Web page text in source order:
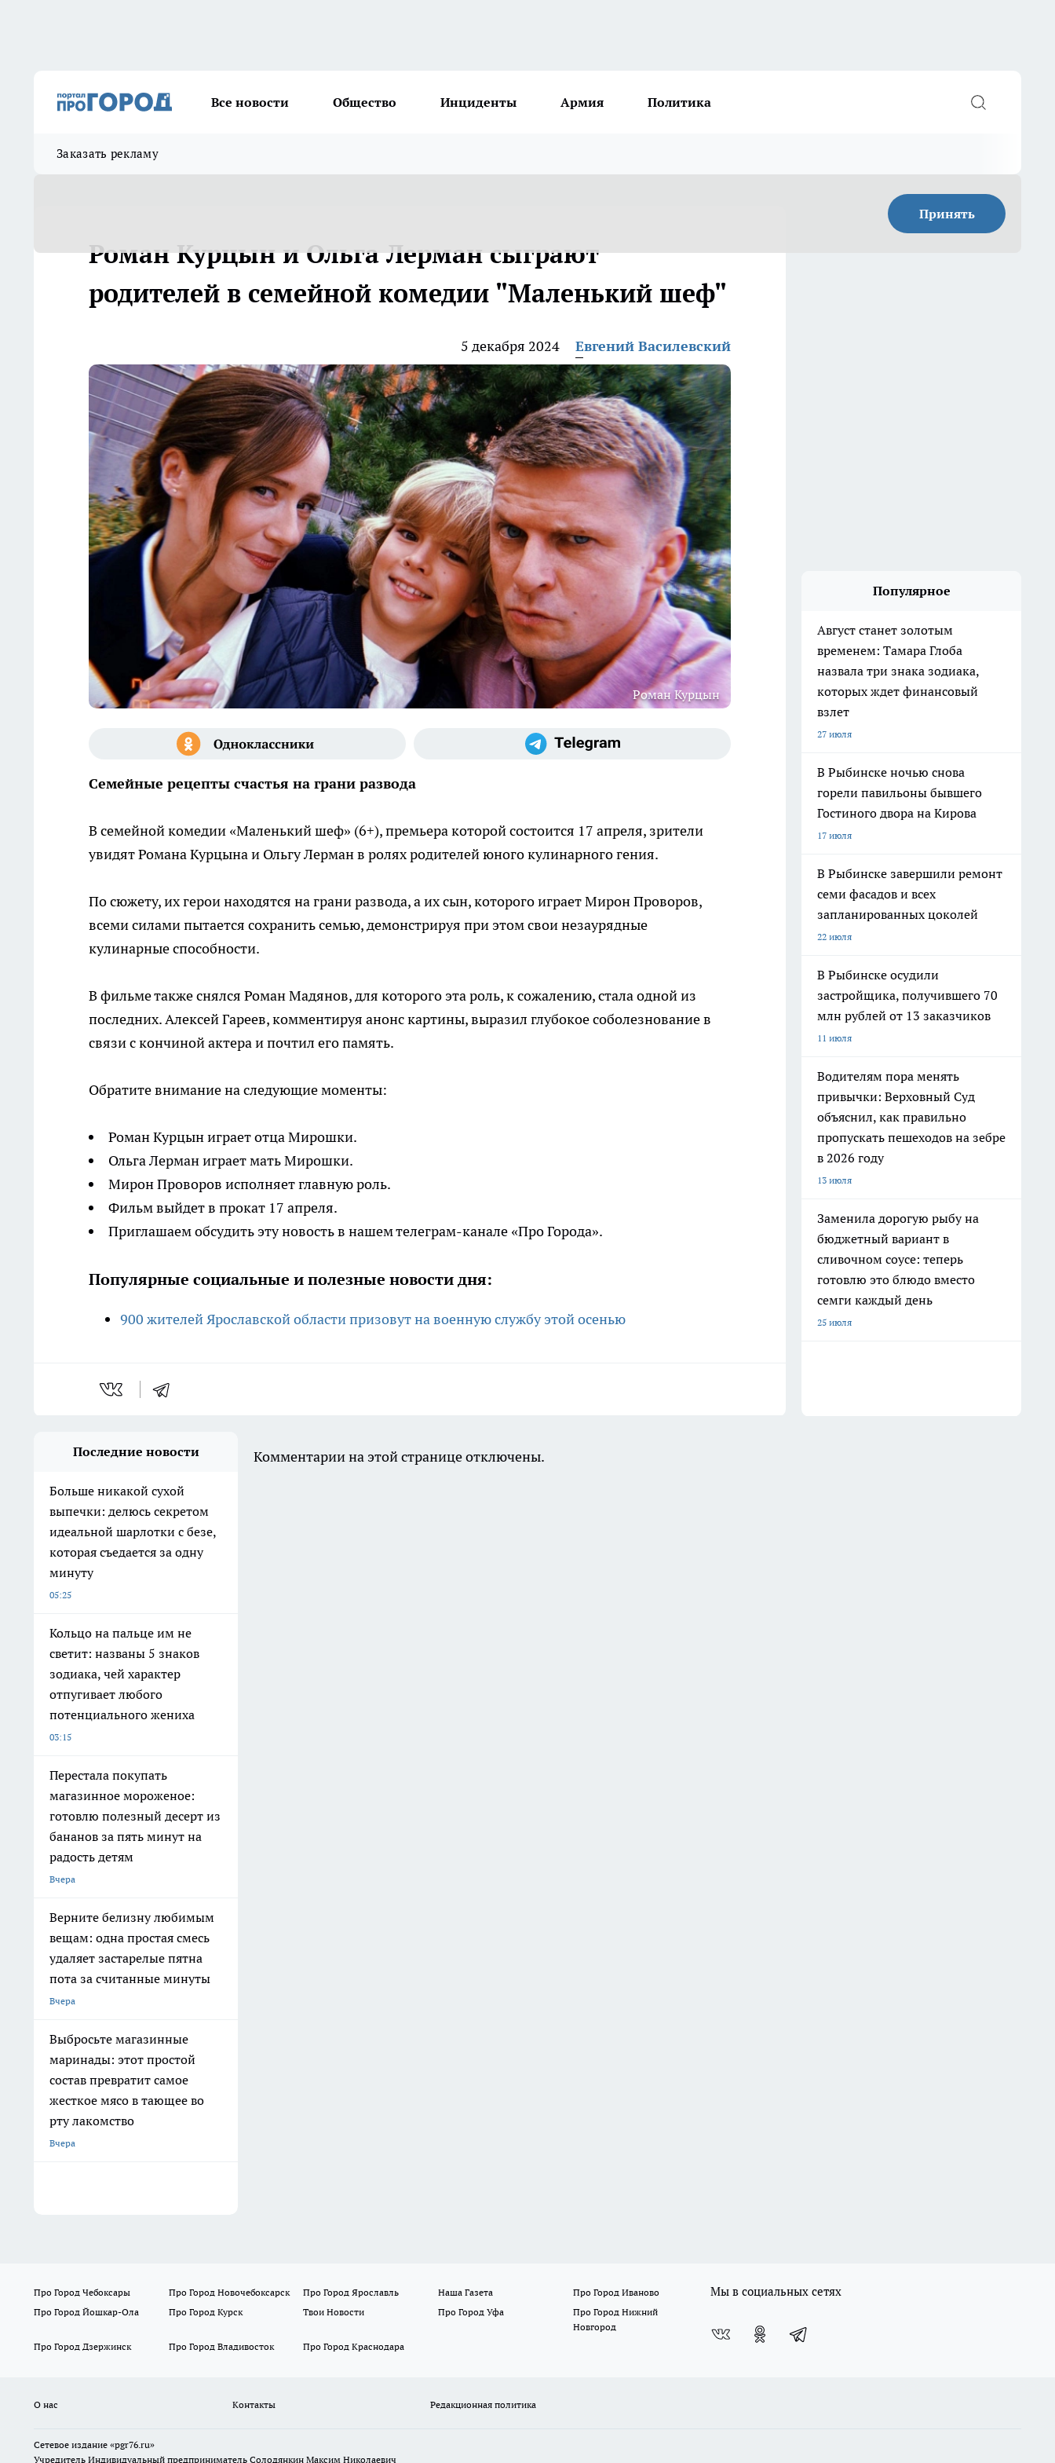
Все новости Общество Инциденты Армия Политика
Заказать рекламу
Принять
Роман Курцын и Ольга Лерман сыграют
родителей в семейной комедии "Маленький шеф"
5 декабря 2024 Евгений Василевский
Роман Курцын
Семейные рецепты счастья на грани развода
В семейной комедии «Маленький шеф» (6+), премьера которой состоится 17 апреля, зрители
увидят Романа Курцына и Ольгу Лерман в ролях родителей юного кулинарного гения.
По сюжету, их герои находятся на грани развода, а их сын, которого играет Мирон Проворов,
всеми силами пытается сохранить семью, демонстрируя при этом свои незаурядные
кулинарные способности.
В фильме также снялся Роман Мадянов, для которого эта роль, к сожалению, стала одной из
последних. Алексей Гареев, комментируя анонс картины, выразил глубокое соболезнование в
связи с кончиной актера и почтил его память.
Обратите внимание на следующие моменты:
Роман Курцын играет отца Мирошки.
Ольга Лерман играет мать Мирошки.
Мирон Проворов исполняет главную роль.
Фильм выйдет в прокат 17 апреля.
Приглашаем обсудить эту новость в нашем телеграм-канале «Про Города».
Популярные социальные и полезные новости дня:
900 жителей Ярославской области призовут на военную службу этой осенью
Популярное
Август станет золотым
временем: Тамара Глоба
назвала три знака зодиака,
которых ждет финансовый
взлет
27 июля
В Рыбинске ночью снова
горели павильоны бывшего
Гостиного двора на Кирова
17 июля
В Рыбинске завершили ремонт
семи фасадов и всех
запланированных цоколей
22 июля
В Рыбинске осудили
застройщика, получившего 70
млн рублей от 13 заказчиков
11 июля
Водителям пора менять
привычки: Верховный Суд
объяснил, как правильно
пропускать пешеходов на зебре
в 2026 году
13 июля
Заменила дорогую рыбу на
бюджетный вариант в
сливочном соусе: теперь
готовлю это блюдо вместо
семги каждый день
25 июля
Последние новости
Больше никакой сухой
выпечки: делюсь секретом
идеальной шарлотки с безе,
которая съедается за одну
минуту
05:25
Кольцо на пальце им не
светит: названы 5 знаков
зодиака, чей характер
отпугивает любого
потенциального жениха
03:15
Перестала покупать
магазинное мороженое:
готовлю полезный десерт из
бананов за пять минут на
радость детям
Вчера
Верните белизну любимым
вещам: одна простая смесь
удаляет застарелые пятна
пота за считанные минуты
Вчера
Выбросьте магазинные
маринады: этот простой
состав превратит самое
жесткое мясо в тающее во
рту лакомство
Вчера
Комментарии на этой странице отключены.
Про Город Чебоксары Про Город Новочебоксарск Про Город Ярославль Наша Газета
Про Город Иваново
Про Город Йошкар-Ола
Про Город Курск Твои Новости Про Город Уфа
Про Город Нижний
Новгород
Про Город Дзержинск
Про Город Владивосток Про Город Краснодара
Мы в социальных сетях
О нас Контакты Редакционная политика
Сетевое издание «pgr76.ru»
Учредитель Индивидуальный предприниматель Солодянкин Максим Николаевич